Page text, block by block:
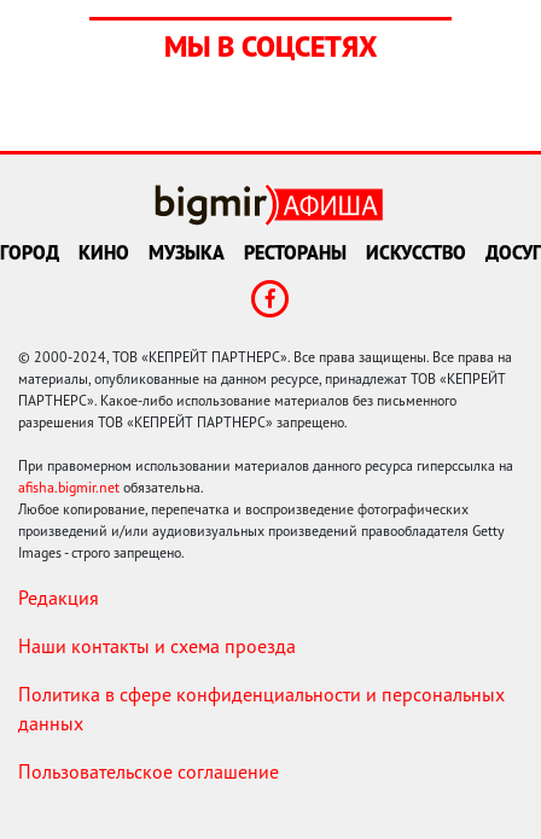
МЫ В СОЦСЕТЯХ
ГОРОД КИНО МУЗЫКА РЕСТОРАНЫ ИСКУССТВО ДОСУГ
© 2000-2024, ТОВ «КЕПРЕЙТ ПАРТНЕРС». Все права защищены. Все права на
материалы, опубликованные на данном ресурсе, принадлежат ТОВ «КЕПРЕЙТ
ПАРТНЕРС». Какое-либо использование материалов без письменного
разрешения ТОВ «КЕПРЕЙТ ПАРТНЕРС» запрещено.
При правомерном использовании материалов данного ресурса гиперссылка на
afisha.bigmir.net обязательна.
Любое копирование, перепечатка и воспроизведение фотографических
произведений и/или аудиовизуальных произведений правообладателя Getty
Images - строго запрещено.
Редакция
Наши контакты и схема проезда
Политика в сфере конфиденциальности и персональных
данных
Пользовательское соглашение